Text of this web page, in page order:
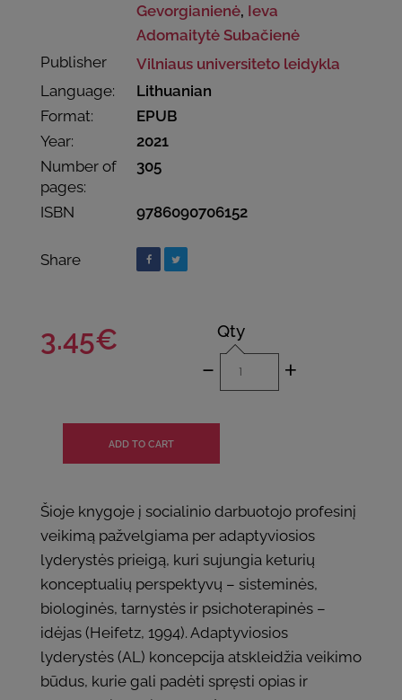
Gevorgianienė, Ieva
Adomaitytė Subačienė
Publisher
Vilniaus universiteto leidykla
Language:
Lithuanian
Format:
EPUB
Year:
2021
Number of
pages:
305
ISBN 9786090706152
Share
3.45€ Qty
- +
Šioje knygoje į socialinio darbuotojo profesinį
veikimą pažvelgiama per adaptyviosios
lyderystės prieigą, kuri sujungia keturių
konceptualių perspektyvų – sisteminės,
biologinės, tarnystės ir psichoterapinės –
idėjas (Heifetz, 1994). Adaptyviosios
lyderystės (AL) koncepcija atskleidžia veikimo
būdus, kurie gali padėti spręsti opias ir